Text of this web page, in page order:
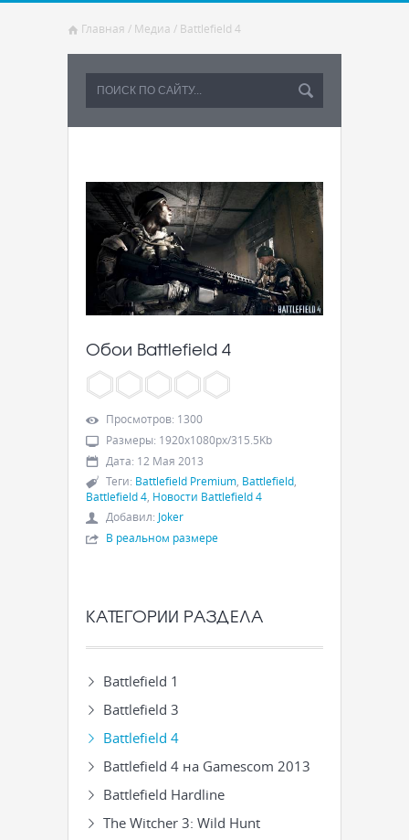
Главная / Медиа / Battlefield 4
Обои Battlefield 4
Просмотров: 1300
Размеры: 1920x1080px/315.5Kb
Дата: 12 Мая 2013
Теги: Battlefield Premium, Battlefield,
Battlefield 4, Новости Battlefield 4
Добавил: Joker
В реальном размере
КАТЕГОРИИ РАЗДЕЛА
Battlefield 1
Battlefield 3
Battlefield 4
Battlefield 4 на Gamescom 2013
Battlefield Hardline
The Witcher 3: Wild Hunt